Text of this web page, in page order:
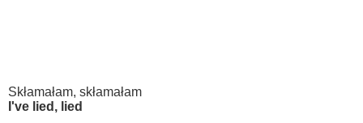
Skłamałam, skłamałam
I've lied, lied